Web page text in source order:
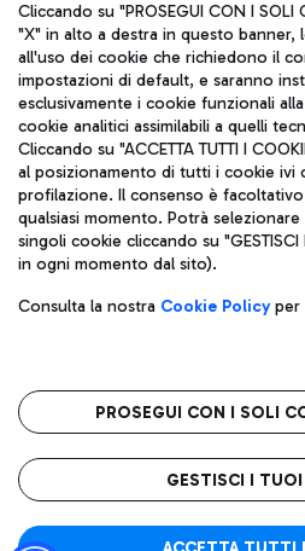
Pizza
Gelateria
Wine Bar & Sparkling
Autobus
Scopri le linee di autobus per
Leonardo Da Vinci.
Raggiungi l’aeroporto senza
Ristoranti
Scopri la nostra offerta per una
Mappa Aeroporto Fiumicino
Aeroporti di Roma S.p.A. - Società
coordinamento di Mundys S.p.A.
Codice fiscale e Registro delle
IVA 06572251004
Capitale sociale 62.224.743,00 int.
Sede legale: Via Pier Paolo
telefono +39 06 65951
Privacy policy
Roma
L'aeroporto
Cliccando su "PROSEGUI CON I SOLI
"X" in alto a destra in questo banner,
all'uso dei cookie che richiedono il
impostazioni di default, e saranno
esclusivamente i cookie funzionali
cookie analitici assimilabili a quelli
Cliccando su "ACCETTA TUTTI I
al posizionamento di tutti i cookie ivi
profilazione. Il consenso è
qualsiasi momento. Potrà
singoli cookie cliccando su "GESTISCI
in ogni momento dal sito).
Consulta la nostra Cookie Policyper
PROSEGUI CON I SOLI
GESTISCI I